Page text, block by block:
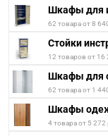
Шкафы для
62 товара от 8
Стойки
12 товаров от 16
Шкафы для
62 товара от 1
Шкафы
4 товара от 5 272